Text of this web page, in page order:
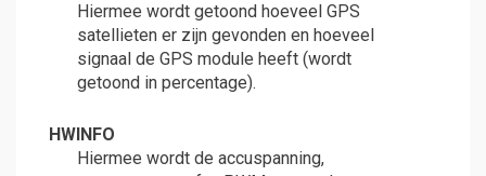
Hiermee wordt getoond hoeveel GPS
satellieten er zijn gevonden en hoeveel
signaal de GPS module heeft (wordt
getoond in percentage).
HWINFO
Hiermee wordt de accuspanning,